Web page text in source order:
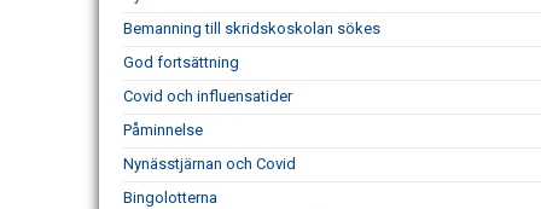
Bemanning till skridskoskolan sökes
God fortsättning
Covid och influensatider
Påminnelse
Nynässtjärnan och Covid
Bingolotterna